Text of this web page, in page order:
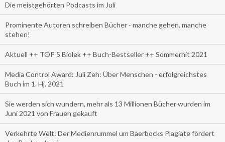
Die meistgehörten Podcasts im Juli
Prominente Autoren schreiben Bücher - manche gehen, manche
stehen!
Aktuell ++ TOP 5 Biolek ++ Buch-Bestseller ++ Sommerhit 2021
Media Control Award: Juli Zeh: Über Menschen - erfolgreichstes
Buch im 1. Hj. 2021
Sie werden sich wundern, mehr als 13 Millionen Bücher wurden im
Juni 2021 von Frauen gekauft
Verkehrte Welt: Der Medienrummel um Baerbocks Plagiate fördert